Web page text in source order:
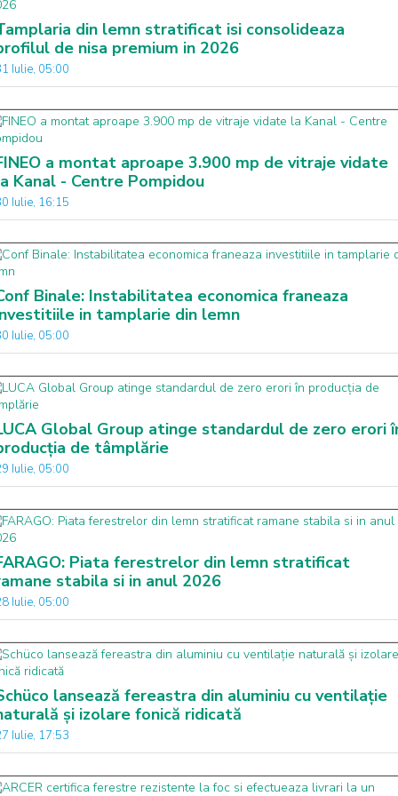
din lemn stratificat isi consolideaza
de nisa premium in 2026
Iulie, 05:00
a montat aproape 3.900 mp de vitraje vidate
Kanal - Centre Pompidou
Iulie, 16:15
Binale: Instabilitatea economica franeaza
in tamplarie din lemn
Iulie, 05:00
Global Group atinge standardul de zero erori
de tâmplărie
Iulie, 05:00
Piata ferestrelor din lemn stratificat
stabila si in anul 2026
Iulie, 05:00
lansează fereastra din aluminiu cu ventilație
și izolare fonică ridicată
Iulie, 17:53